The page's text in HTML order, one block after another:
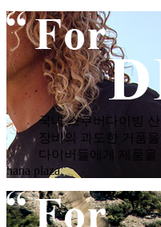
국내 스쿠버다이빙
장비의 과도한 거품
다이버들에게 제품을
hana plaza